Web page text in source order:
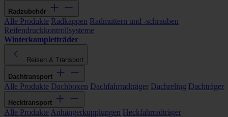
Radzubehör
Alle Produkte Radkappen Radmuttern und -schrauben
Reifendruckkontrollsysteme
Winterkompletträder
Reisen & Transport
Dachtransport
Alle Produkte Dachboxen Dachfahrradträger Dachreling Dachträger
Hecktransport
Alle Produkte Anhängerkupplungen Heckfahrradträger